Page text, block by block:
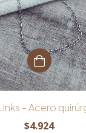
- Acero
$4.924